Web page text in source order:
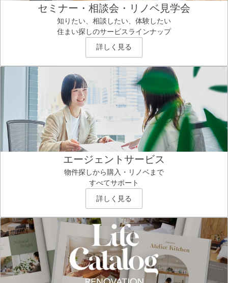
セミナー・相談会・リノベ見学会
知りたい、相談したい、体験したい
住まい探しのサービスラインナップ
詳しく見る
エージェントサービス
物件探しから購入・リノベまで
すべてサポート
詳しく見る